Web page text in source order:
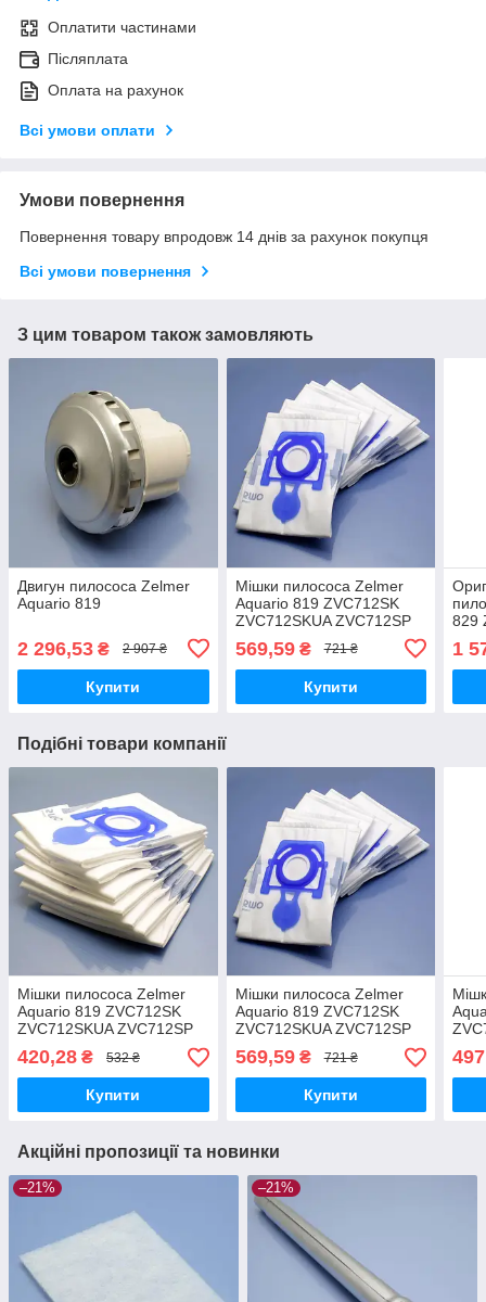
Оплатити частинами
Післяплата
Оплата на рахунок
Всі умови оплати
Умови повернення
Повернення товару впродовж 14 днів за рахунок покупця
Всі умови повернення
З цим товаром також замовляють
Двигун пилососа Zelmer
Aquario 819
2 296,53 ₴ 2 907 ₴
Купити
Мішки пилососа Zelmer
Aquario 819 ZVC712SK
ZVC712SKUA ZVC712SP
ZVC712ZK ZVC712SKRU
одноразові флізелінові
4літри 10шт
569,59₴ 721 ₴
Купити
829
1
Подібні товари компанії
Мішки пилососа Zelmer
Aquario 819 ZVC712SK
ZVC712SKUA ZVC712SP
ZVC712ZK ZVC712SKRU
одноразові флізелінові
4літри 7шт
420,28 ₴ 532 ₴
Купити
Мішки пилососа Zelmer
Aquario 819 ZVC712SK
ZVC712SKUA ZVC712SP
ZVC712ZK ZVC712SKRU
одноразові флізелінові
4літри 10шт
569,59₴ 721 ₴
Купити
Акційні пропозиції та новинки
–21% –21%